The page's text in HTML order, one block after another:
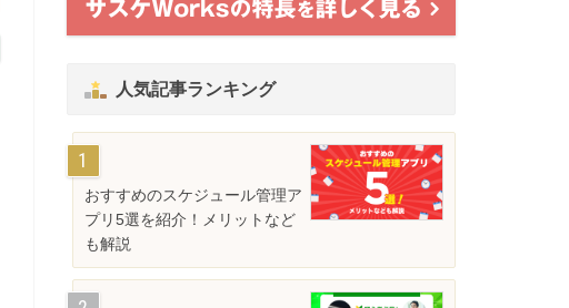
人気記事ランキング
おすすめのスケジュール管理ア
プリ5選を紹介！メリットなど
も解説